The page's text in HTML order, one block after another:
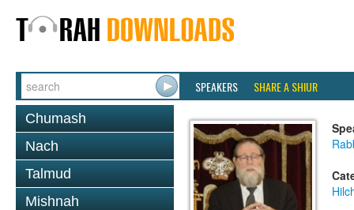
SPEAKERS SHARE A SHIUR
Chumash
Nach
Talmud
Mishnah